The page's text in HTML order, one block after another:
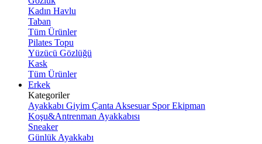
Kadın Havlu
Taban
Tüm Ürünler
Pilates Topu
Yüzücü Gözlüğü
Kask
Tüm Ürünler
Erkek
Kategoriler
Ayakkabı Giyim Çanta Aksesuar Spor Ekipman
Koşu&Antrenman Ayakkabısı
Sneaker
Günlük Ayakkabı